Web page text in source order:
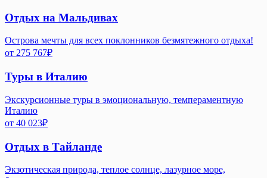
Отдых на Мальдивах
Острова мечты для всех поклонников безмятежного отдыха!
от 275 767₽
Туры в Италию
Экскурсионные туры в эмоциональную, темпераментную
Италию
от 40 023₽
Отдых в Тайланде
Экзотическая природа, теплое солнце, лазурное море,